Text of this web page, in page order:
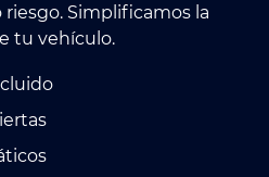
riesgo. Simplificamos la
tu vehículo.